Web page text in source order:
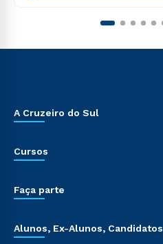
A Cruzeiro do Sul
Cursos
Faça parte
Alunos, Ex-Alunos, Candidatos